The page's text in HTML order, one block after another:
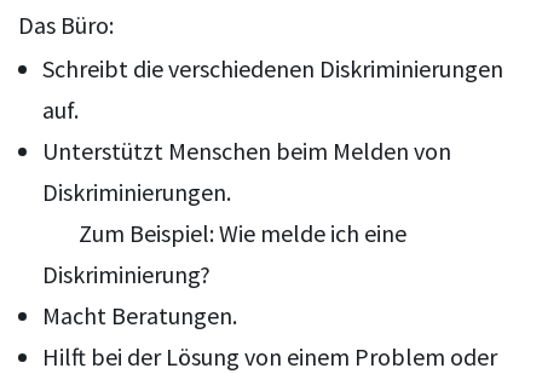
Das Büro:
Schreibt die verschiedenen Diskriminierungen
auf.
Unterstützt Menschen beim Melden von
Diskriminierungen.
Zum Beispiel: Wie melde ich eine
Diskriminierung?
Macht Beratungen.
Hilft bei der Lösung von einem Problem oder